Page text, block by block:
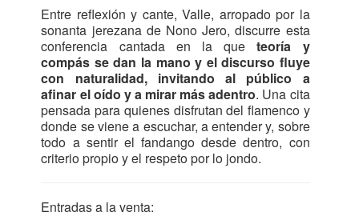
Entre reflexión y cante, Valle, arropado por la
sonanta jerezana de Nono Jero, discurre esta
conferencia cantada en la que teoría y
compás se dan la mano y el discurso fluye
con naturalidad, invitando al público a
afinar el oído y a mirar más adentro. Una cita
pensada para quienes disfrutan del flamenco y
donde se viene a escuchar, a entender y, sobre
todo a sentir el fandango desde dentro, con
criterio propio y el respeto por lo jondo.
Entradas a la venta: